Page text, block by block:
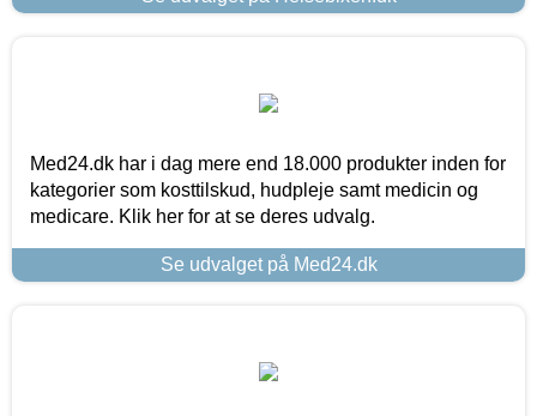
Med24.dk har i dag mere end 18.000 produkter inden for
kategorier som kosttilskud, hudpleje samt medicin og
medicare. Klik her for at se deres udvalg.
Se udvalget på Med24.dk